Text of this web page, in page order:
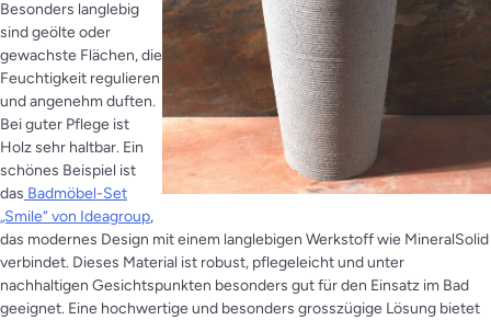
Besonders langlebig
sind geölte oder
gewachste Flächen, die
Feuchtigkeit regulieren
und angenehm duften.
Bei guter Pflege ist
Holz sehr haltbar. Ein
schönes Beispiel ist
das Badmöbel-Set
„Smile“ von Ideagroup,
das modernes Design mit einem langlebigen Werkstoff wie MineralSolid
verbindet. Dieses Material ist robust, pflegeleicht und unter
nachhaltigen Gesichtspunkten besonders gut für den Einsatz im Bad
geeignet. Eine hochwertige und besonders grosszügige Lösung bietet